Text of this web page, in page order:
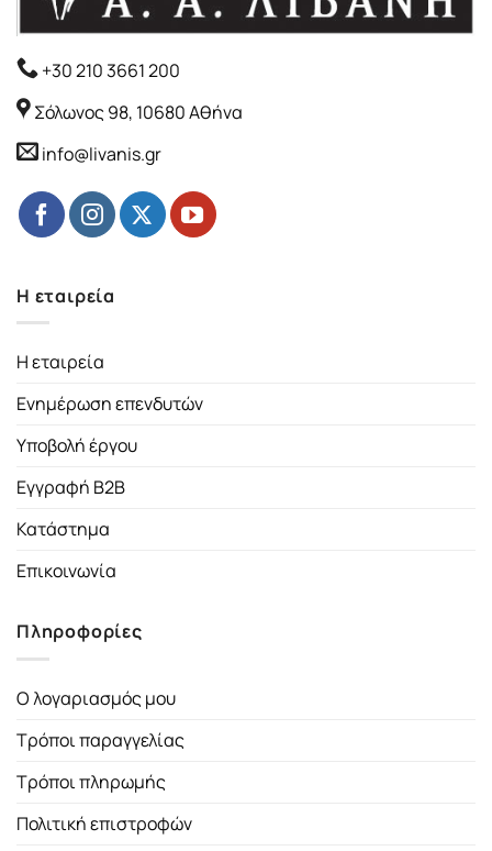
+30 210 3661 200
Σόλωνος 98, 10680 Αθήνα
info@livanis.gr
Η εταιρεία
Η εταιρεία
Ενημέρωση επενδυτών
Υποβολή έργου
Εγγραφή B2B
Κατάστημα
Επικοινωνία
Πληροφορίες
Ο λογαριασμός μου
Τρόποι παραγγελίας
Τρόποι πληρωμής
Πολιτική επιστροφών